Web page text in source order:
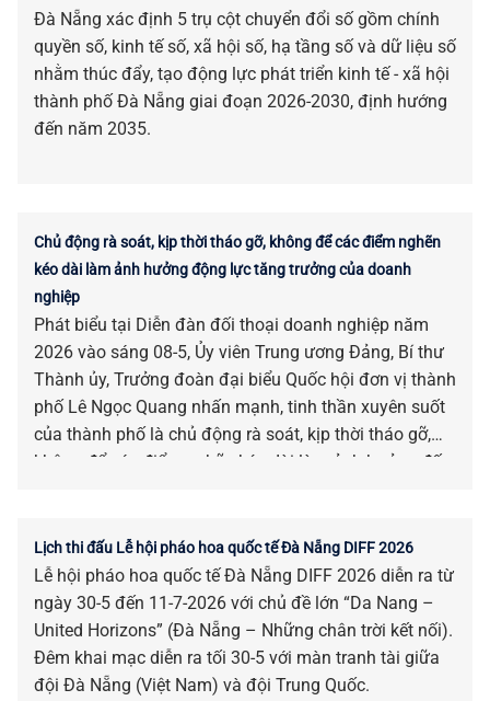
Đà Nẵng xác định 5 trụ cột chuyển đổi số gồm chính
quyền số, kinh tế số, xã hội số, hạ tầng số và dữ liệu số
nhằm thúc đẩy, tạo động lực phát triển kinh tế - xã hội
thành phố Đà Nẵng giai đoạn 2026-2030, định hướng
đến năm 2035.
Chủ động rà soát, kịp thời tháo gỡ, không để các điểm nghẽn
kéo dài làm ảnh hưởng động lực tăng trưởng của doanh
nghiệp
Phát biểu tại Diễn đàn đối thoại doanh nghiệp năm
2026 vào sáng 08-5, Ủy viên Trung ương Đảng, Bí thư
Thành ủy, Trưởng đoàn đại biểu Quốc hội đơn vị thành
phố Lê Ngọc Quang nhấn mạnh, tinh thần xuyên suốt
của thành phố là chủ động rà soát, kịp thời tháo gỡ,
không để các điểm nghẽn kéo dài làm ảnh hưởng đến
Lịch thi đấu Lễ hội pháo hoa quốc tế Đà Nẵng DIFF 2026
Lễ hội pháo hoa quốc tế Đà Nẵng DIFF 2026 diễn ra từ
ngày 30-5 đến 11-7-2026 với chủ đề lớn “Da Nang –
United Horizons” (Đà Nẵng – Những chân trời kết nối).
Đêm khai mạc diễn ra tối 30-5 với màn tranh tài giữa
đội Đà Nẵng (Việt Nam) và đội Trung Quốc.